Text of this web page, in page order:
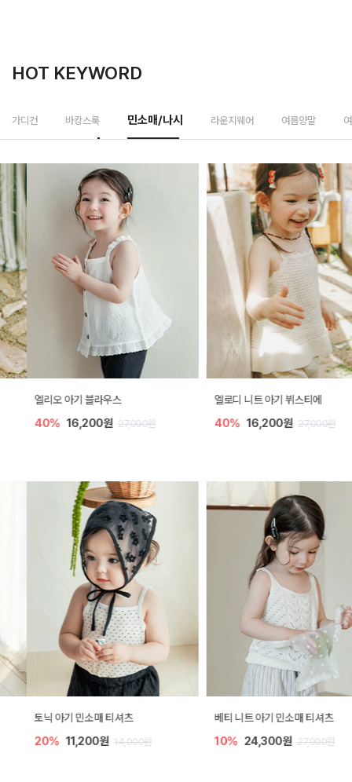
HOT KEYWORD
가디건 바캉스룩 민소매/나시 라운지웨어 여름양말
엘리오 아기 블라우스
16,200원 27,000원
엘로디 니트 아기 뷔스티에
16,200원 27,000원
토닉 아기 민소매 티셔츠
11,200원 14,000원
베티 니트 아기 민소매 티셔츠
24,300원 27,000원